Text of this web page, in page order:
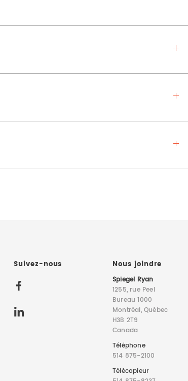
Suivez-nous Nous joindre
Spiegel Ryan
1255, rue Peel
Bureau 1000
Montréal, Québec
H3B 2T9
Canada
Téléphone
514 875-2100
Télécopieur